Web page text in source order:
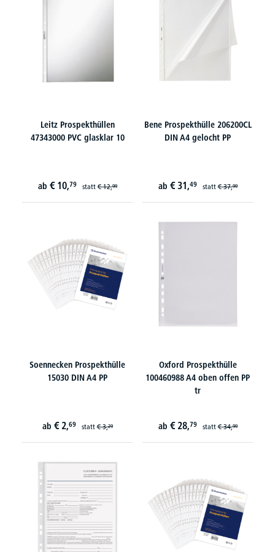
Leitz Prospekthüllen
47343000 PVC glasklar 10
ab € 10,79 statt€ 12,99
Bene Prospekthülle 206200CL
DIN A4 gelocht PP
ab € 31,49 statt€ 37,99
Soennecken Prospekthülle
15030 DIN A4 PP
ab € 2,69 statt€ 3,29
Oxford Prospekthülle
100460988 A4 oben offen PP
tr
ab € 28,79 statt€ 34,99